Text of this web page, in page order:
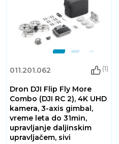
011.201.062 (1)
Dron DJI Flip Fly More
Combo (DJI RC 2), 4K UHD
kamera, 3-axis gimbal,
vreme leta do 31min,
upravljanje daljinskim
upravljačem, sivi